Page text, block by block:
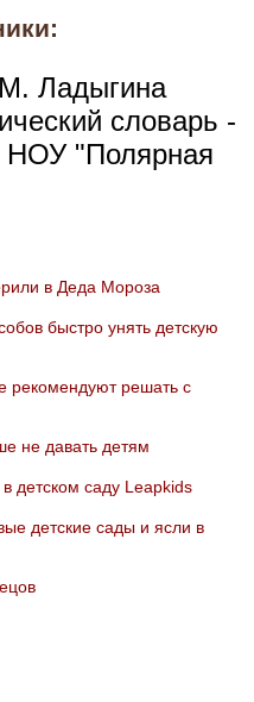
Ладыгина
словарь -
НОУ "Полярная
в Деда Мороза
быстро унять детскую
рекомендуют решать с
не давать детям
детском саду Leapkids
детские сады и ясли в